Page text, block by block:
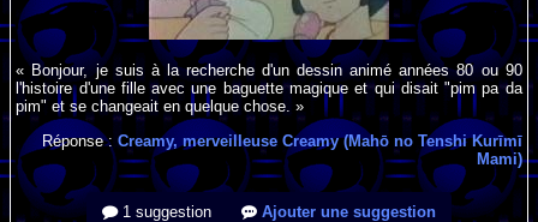
« Bonjour, je suis à la recherche d'un dessin animé années 80 ou 90
l'histoire d'une fille avec une baguette magique et qui disait "pim pa da
pim" et se changeait en quelque chose. »
Réponse : Creamy, merveilleuse Creamy (Mahō no Tenshi Kurīmī
Mami)
1 suggestion Ajouter une suggestion